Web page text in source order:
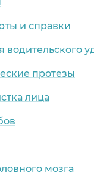
и справки
протезы
лица
мозга